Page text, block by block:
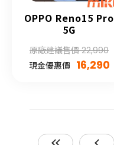
OPPO Reno15 Pro
5G
原廠建議售價 22,990
現金優惠價 16,290